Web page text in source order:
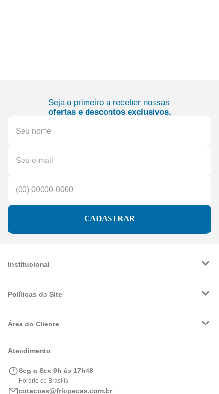
Seja o primeiro a receber nossas
ofertas e descontos exclusivos.
CADASTRAR
Institucional
Trabalhe Conosco
Políticas do Site
Política de Privacidade
Logística
Área do Cliente
Meus Pedidos
Portal de Boletos
Atendimento
Seg a Sex 9h às 17h48
Horário de Brasília
cotacoes@friopecas.com.br